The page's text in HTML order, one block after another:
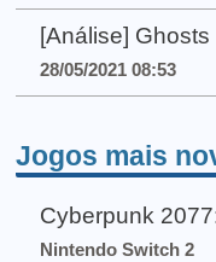
[Análise]
28/05/2021 08:53
Jogos mais
Cyberpunk
Nintendo Switch 2